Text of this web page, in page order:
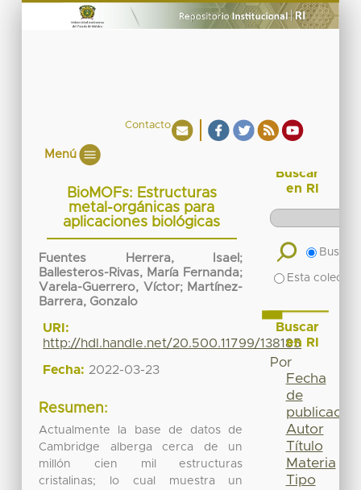
Contacto
Menú
BioMOFs: Estructuras
metal-orgánicas para
aplicaciones biológicas
Fuentes Herrera, Isael ;
Ballesteros-Rivas, María Fernanda;
Varela-Guerrero, Víctor; Martínez-
Barrera, Gonzalo
URI:
http://hdl.handle.net/20.500.11799/138185
Fecha: 2022-03-23
Resumen:
Actualmente la base de datos de
Cambridge alberga cerca de un
millón cien mil estructuras
cristalinas; lo cual muestra un
Buscar
en RI
Buscar
Esta
Buscar
en RI
Por
Fecha
de
publicación
Autor
Título
Materia
Tipo